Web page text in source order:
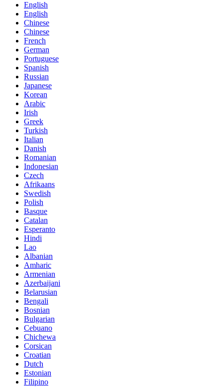
English
English
Chinese
Chinese
French
German
Portuguese
Spanish
Russian
Japanese
Korean
Arabic
Irish
Greek
Turkish
Italian
Danish
Romanian
Indonesian
Czech
Afrikaans
Swedish
Polish
Basque
Catalan
Esperanto
Hindi
Lao
Albanian
Amharic
Armenian
Azerbaijani
Belarusian
Bengali
Bosnian
Bulgarian
Cebuano
Chichewa
Corsican
Croatian
Dutch
Estonian
Filipino